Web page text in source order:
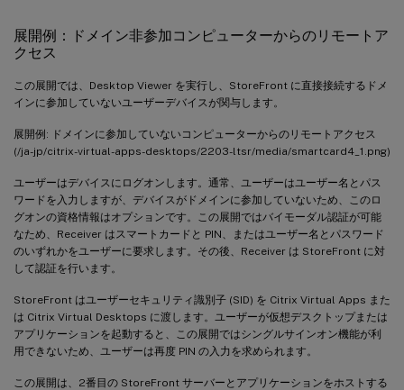
展開例：ドメイン非参加コンピューターからのリモートア
クセス
この展開では、Desktop Viewer を実行し、StoreFront に直接接続するドメ
インに参加していないユーザーデバイスが関与します。
展開例: ドメインに参加していないコンピューターからのリモートアクセス
(/ja-jp/citrix-virtual-apps-desktops/2203-ltsr/media/smartcard4_1.png)
ユーザーはデバイスにログオンします。通常、ユーザーはユーザー名とパス
ワードを入力しますが、デバイスがドメインに参加していないため、このロ
グオンの資格情報はオプションです。この展開ではバイモーダル認証が可能
なため、Receiver はスマートカードと PIN、またはユーザー名とパスワード
のいずれかをユーザーに要求します。その後、Receiver は StoreFront に対
して認証を行います。
StoreFront はユーザーセキュリティ識別子 (SID) を Citrix Virtual Apps また
は Citrix Virtual Desktops に渡します。ユーザーが仮想デスクトップまたは
アプリケーションを起動すると、この展開ではシングルサインオン機能が利
用できないため、ユーザーは再度 PIN の入力を求められます。
この展開は、2番目の StoreFront サーバーとアプリケーションをホストする